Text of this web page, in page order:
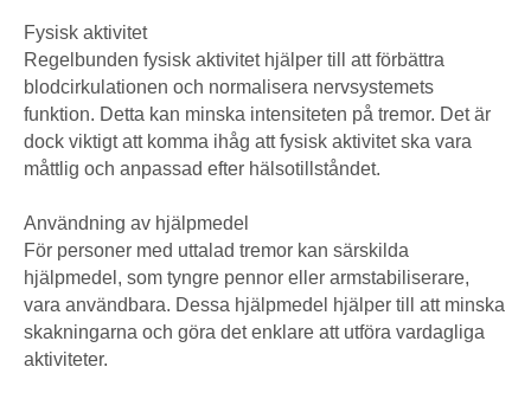
Fysisk aktivitet
Regelbunden fysisk aktivitet hjälper till att förbättra
blodcirkulationen och normalisera nervsystemets
funktion. Detta kan minska intensiteten på tremor. Det är
dock viktigt att komma ihåg att fysisk aktivitet ska vara
måttlig och anpassad efter hälsotillståndet.
Användning av hjälpmedel
För personer med uttalad tremor kan särskilda
hjälpmedel, som tyngre pennor eller armstabiliserare,
vara användbara. Dessa hjälpmedel hjälper till att minska
skakningarna och göra det enklare att utföra vardagliga
aktiviteter.